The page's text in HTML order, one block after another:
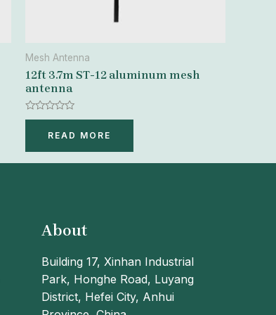
Mesh Antenna
12ft 3.7m ST-12 aluminum mesh
antenna
Rated
READ MORE
About
Building 17, Xinhan Industrial
Park, Honghe Road, Luyang
District, Hefei City, Anhui